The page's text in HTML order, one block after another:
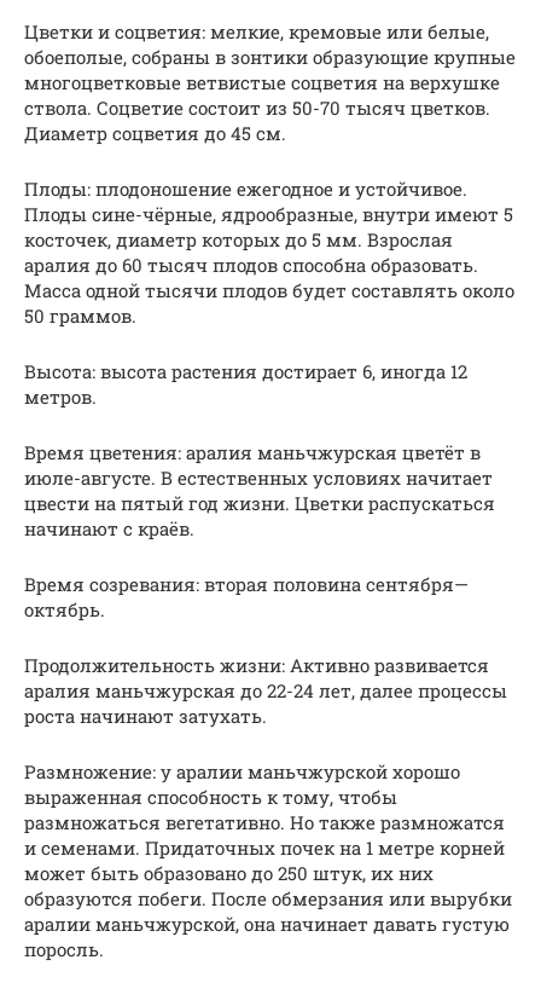
Цветки и соцветия: мелкие, кремовые или белые,
обоеполые, собраны в зонтики образующие крупные
многоцветковые ветвистые соцветия на верхушке
ствола. Соцветие состоит из 50-70 тысяч цветков.
Диаметр соцветия до 45 см.
Плоды: плодоношение ежегодное и устойчивое.
Плоды сине-чёрные, ядрообразные, внутри имеют 5
косточек, диаметр которых до 5 мм. Взрослая
аралия до 60 тысяч плодов способна образовать.
Масса одной тысячи плодов будет составлять около
50 граммов.
Высота: высота растения достирает 6, иногда 12
метров.
Время цветения: аралия маньчжурская цветёт в
июле-августе. В естественных условиях начитает
цвести на пятый год жизни. Цветки распускаться
начинают с краёв.
Время созревания: вторая половина сентября—
октябрь.
Продолжительность жизни: Активно развивается
аралия маньчжурская до 22-24 лет, далее процессы
роста начинают затухать.
Размножение: у аралии маньчжурской хорошо
выраженная способность к тому, чтобы
размножаться вегетативно. Но также размножатся
и семенами. Придаточных почек на 1 метре корней
может быть образовано до 250 штук, их них
образуются побеги. После обмерзания или вырубки
аралии маньчжурской, она начинает давать густую
поросль.